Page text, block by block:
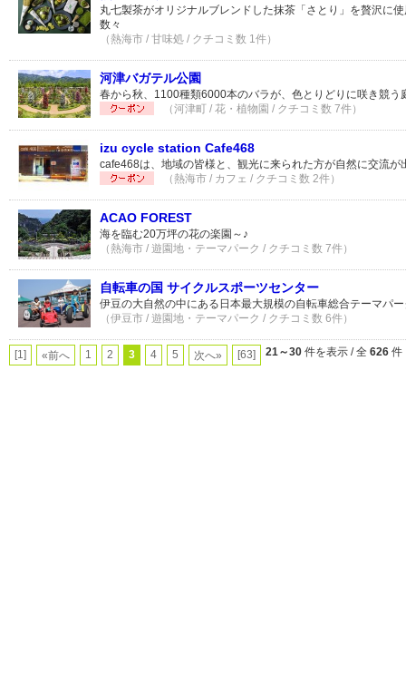
丸七製茶がオリジナルブレンドした抹茶「さとり」を贅沢に
数々
（熱海市 / 甘味処 / クチコミ数 1件）
河津バガテル公園
春から秋、1100種類6000本のバラが、色とりどりに咲き競う
（河津町 / 花・植物園 / クチコミ数 7件）
izu cycle station Cafe468
cafe468は、地域の皆様と、観光に来られた方が自然に交流が
（熱海市 / カフェ / クチコミ数 2件）
ACAO FOREST
海を臨む20万坪の花の楽園～♪
（熱海市 / 遊園地・テーマパーク / クチコミ数 7件）
自転車の国 サイクルスポーツセンター
伊豆の大自然の中にある日本最大規模の自転車総合テーマパ
（伊豆市 / 遊園地・テーマパーク / クチコミ数 6件）
[1] «前へ 1 2 3 4 5 次へ» [63] 21～30 件を表示 / 全 626 件